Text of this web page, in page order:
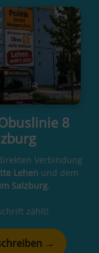
8
Verbindung
Lehen und dem
Salzburg.
zählt!
→